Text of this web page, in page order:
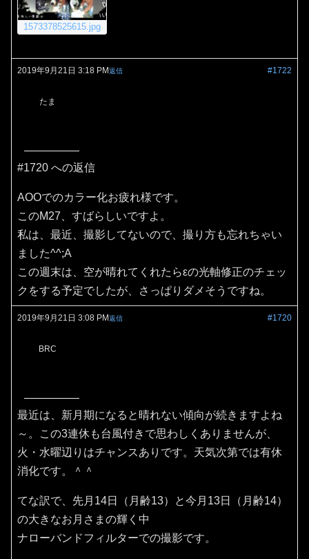
1573378525615.jpg
2019年9月21日 3:18 PM #1722
返信
たま
#1720 への返信
AOOでのカラー化お疲れ様です。
このM27、すばらしいですよ。
私は、最近、撮影してないので、撮り方も忘れちゃい
ました^^;A
この週末は、空が晴れてくれたらεの光軸修正のチェッ
クをする予定でしたが、さっぱりダメそうですね。
2019年9月21日 3:08 PM #1720
返信
BRC
最近は、新月期になると晴れない傾向が続きますよね
～。この3連休も台風付きで思わしくありませんが、
火・水曜辺りはチャンスありです。天気次第では有休
消化です。＾＾
てな訳で、先月14日（月齢13）と今月13日（月齢14）
の大きなお月さまの輝く中
ナローバンドフィルターでの撮影です。